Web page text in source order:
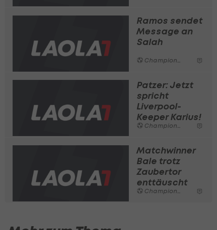
Ramos sendet
Message an
Salah
Champions League
Patzer: Jetzt
spricht
Liverpool-
Keeper Karius!
Champions League
Matchwinner
Bale trotz
Zaubertor
enttäuscht
Champions League